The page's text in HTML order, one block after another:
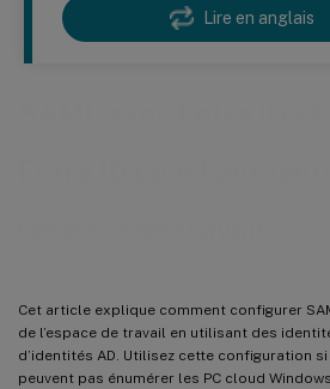
Lire en anglais
Cet article explique comment configurer
de l’espace de travail en utilisant des
d’identités AD. Utilisez cette configuration
peuvent pas énumérer les PC cloud